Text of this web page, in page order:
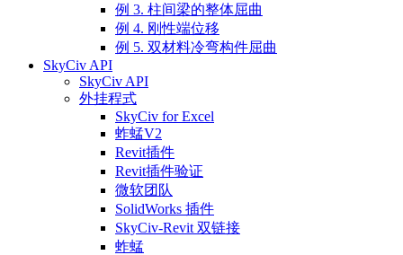
例 3. 柱间梁的整体屈曲
例 4. 刚性端位移
例 5. 双材料冷弯构件屈曲
SkyCiv API
SkyCiv API
外挂程式
SkyCiv for Excel
蚱蜢V2
Revit插件
Revit插件验证
微软团队
SolidWorks 插件
SkyCiv-Revit 双链接
蚱蜢